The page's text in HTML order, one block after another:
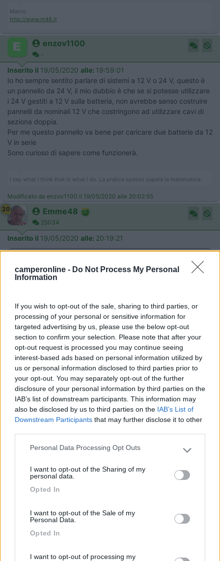
camperonline - Do Not Process My Personal
Information
If you wish to opt-out of the sale, sharing to third parties, or
processing of your personal or sensitive information for
targeted advertising by us, please use the below opt-out
section to confirm your selection. Please note that after your
opt-out request is processed you may continue seeing
interest-based ads based on personal information utilized by
us or personal information disclosed to third parties prior to
your opt-out. You may separately opt-out of the further
disclosure of your personal information by third parties on the
IAB’s list of downstream participants. This information may
also be disclosed by us to third parties on the IAB’s List of
Downstream Participants that may further disclose it to other
Please note that this website/app uses one or more Google
not limited to your visit or usage behaviour. You may click to
use your data for below specified purposes in below Google
Personal Data Processing Opt Outs
I want to opt-out of the Sharing of my
personal data.
Opted In
I want to opt-out of the Sale of my
Personal Data.
Opted In
I want to opt-out of processing my
Marco
http://www.m48.it
enzov1100
-
Inserito il 19/05/2020 alle: 19:59:01
Io ho sempre sentito parlare di sistemi a 12 V o 24 V, questo è
un pannello da 24 V, il mio dubbio è che se si potesse utilizzare
i 24 V gestiti a 12 V sulla batteria, non avrebbe senso costruire
pannelli da nominali 12 V che costringono ad utilizzare cavi di
seziona doppia.
Per me questo pannello va bene per caricare due batterie da 12
V in serie
Sono curioso di sapere come funzionerà.
I say what I think that is what I do. La pratica spesso supera la matematica.
Modificato da enzov1100 il 19/05/2020 alle 20:02:55
20
Emme48
25034
Inserito il 19/05/2020 alle: 20:19:21
Io ho sempre sentito parlare di sistemi a 12 V o 24 V, questo è un pannello
da 24 V, il mio dubbio è che se si potesse utilizzare i 24 V gestiti a 12 V
...
Alcune info per tutti quanti... visto che non è sempre chiaro
cosa significa realmente regolatore MPPT
In un regolatore classico PWR la corrente viene "regolata" da un
transistor che scalda tutta la potenza in eccesso.
Quindi se vogliamo ricaricare una batteria a 12 volt usiamo un
pannello che ne ha poco di più, di solito 17,5 o giù di lì, non
certo uno da 37 volt o più.
Mettendo un regolatore PWR (quelli vecchi) su una batteria a 12
volt e un pannello da 37 e rotti volt faremo una bella stufa
gettando via oltre 2/3 dell'energia raccolta dal pannello che
dovrà dissipare il regolatore.
Nei regolatori MPPT c'è un trasformatore elettronico dove in
ingresso abbiamo una corrente e una tensione che possono
essere quelle che ci pare (la tensione massima va rispettata)
"teorema della massima potenza trasferibile" che ci indica il
valore della resistenza che devo collegare a una fonte di
energia per spremere più potenza possibile.